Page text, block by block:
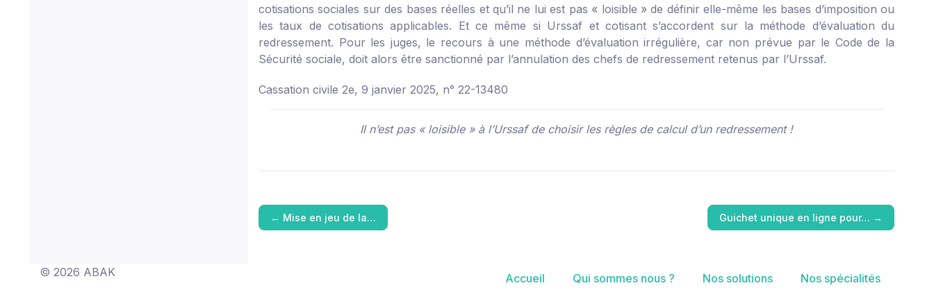
cotisations sociales sur des bases réelles et qu’il ne lui est pas « loisible » de définir elle-même les bases d’imposition ou
les taux de cotisations applicables. Et ce même si Urssaf et cotisant s’accordent sur la méthode d’évaluation du
redressement. Pour les juges, le recours à une méthode d’évaluation irrégulière, car non prévue par le Code de la
Sécurité sociale, doit alors être sanctionné par l’annulation des chefs de redressement retenus par l’Urssaf.
Cassation civile 2e, 9 janvier 2025, n° 22-13480
Il n’est pas « loisible » à l’Urssaf de choisir les règles de calcul d’un redressement !
← Mise en jeu de la… Guichet unique en ligne pour… →
© 2026 ABAK Accueil Qui sommes nous ? Nos solutions Nos spécialités